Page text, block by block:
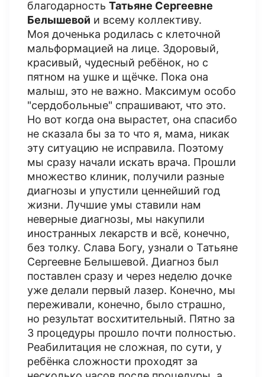
благодарность Татьяне Сергеевне
Белышевой и всему коллективу.
Моя доченька родилась с клеточной
мальформацией на лице. Здоровый,
красивый, чудесный ребёнок, но с
пятном на ушке и щёчке. Пока она
малыш, это не важно. Максимум особо
"сердобольные" спрашивают, что это.
Но вот когда она вырастет, она спасибо
не сказала бы за то что я, мама, никак
эту ситуацию не исправила. Поэтому
мы сразу начали искать врача. Прошли
множество клиник, получили разные
диагнозы и упустили ценнейший год
жизни. Лучшие умы ставили нам
неверные диагнозы, мы накупили
иностранных лекарств и всё, конечно,
без толку. Слава Богу, узнали о Татьяне
Сергеевне Белышевой. Диагноз был
поставлен сразу и через неделю дочке
уже делали первый лазер. Конечно, мы
переживали, конечно, было страшно,
но результат восхитительный. Пятно за
3 процедуры прошло почти полностью.
Реабилитация не сложная, по сути, у
ребёнка сложности проходят за